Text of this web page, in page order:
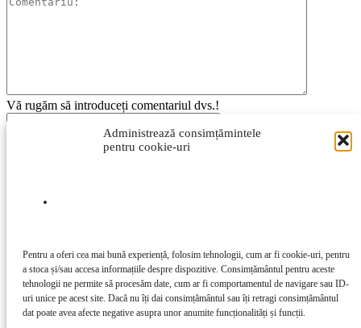
Administrează consimțămintele
pentru cookie-uri
Pentru a oferi cea mai bună experiență, folosim tehnologii, cum ar fi cookie-uri, pentru
a stoca și/sau accesa informațiile despre dispozitive. Consimțământul pentru aceste
tehnologii ne permite să procesăm date, cum ar fi comportamentul de navigare sau ID-
uri unice pe acest site. Dacă nu îți dai consimțământul sau îți retragi consimțământul
dat poate avea afecte negative asupra unor anumite funcționalități și funcții.
Vă rugăm să introduceți comentariul dvs.!
Introduceți aici numele dvs.
Acest site folosește Akismet pentru a reduce spamul.Află cum sunt
procesate datele comentariilor tale.